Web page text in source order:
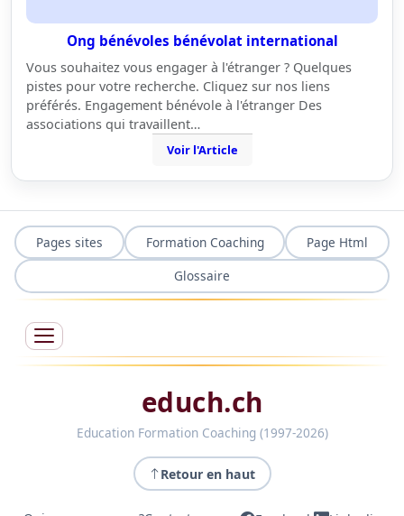
Ong bénévoles bénévolat international
Vous souhaitez vous engager à l'étranger ? Quelques
pistes pour votre recherche. Cliquez sur nos liens
préférés. Engagement bénévole à l'étranger Des
associations qui travaillent…
Voir l'Article
Pages sites Formation Coaching
Page Html
Glossaire
educh.ch
Education Formation Coaching (1997-2026)
Retour en haut